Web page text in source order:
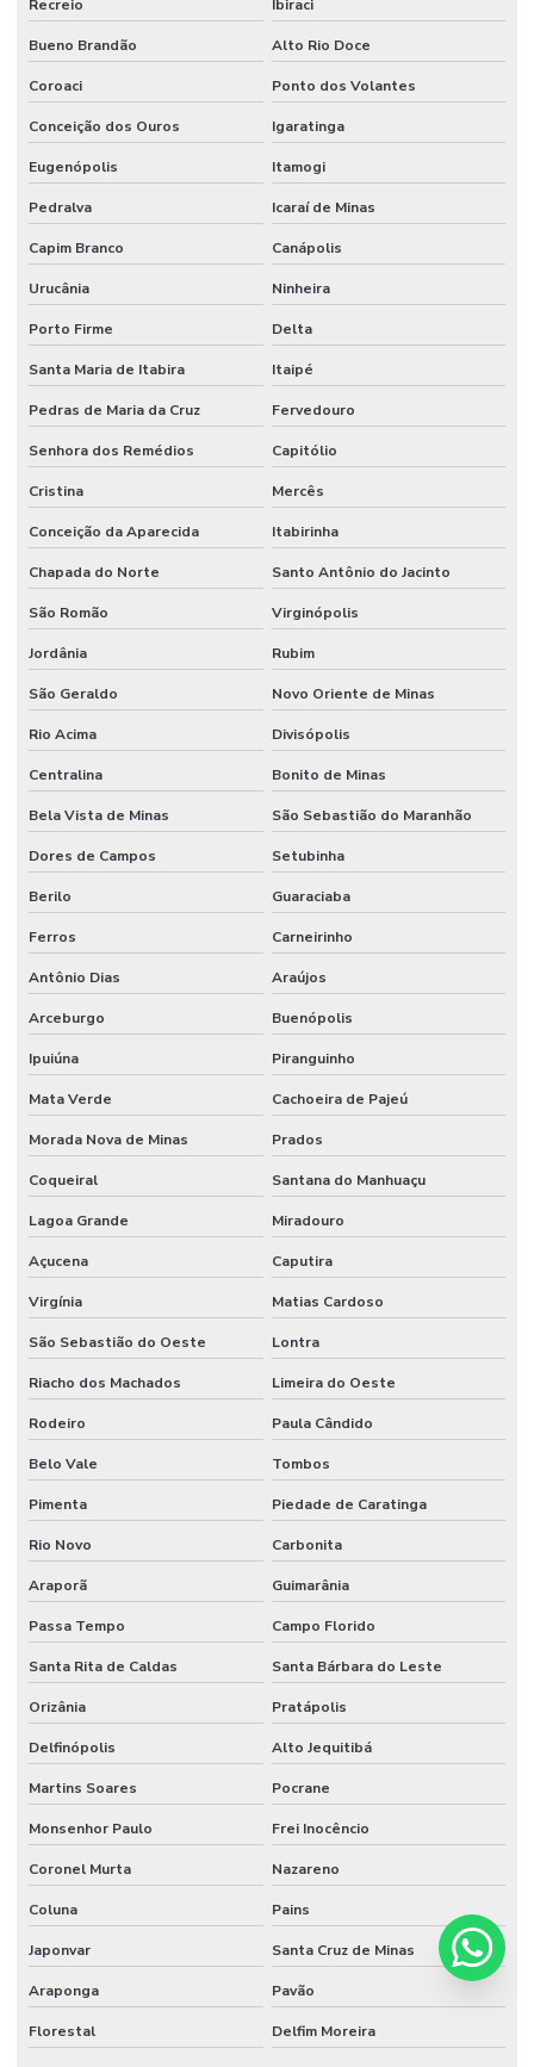
Recreio Ibiraci
Bueno Brandão Alto Rio Doce
Coroaci Ponto dos Volantes
Conceição dos Ouros Igaratinga
Eugenópolis Itamogi
Pedralva Icaraí de Minas
Capim Branco Canápolis
Urucânia Ninheira
Porto Firme Delta
Santa Maria de Itabira Itaipé
Pedras de Maria da Cruz Fervedouro
Senhora dos Remédios Capitólio
Cristina Mercês
Conceição da Aparecida Itabirinha
Chapada do Norte Santo Antônio do Jacinto
São Romão Virginópolis
Jordânia Rubim
São Geraldo Novo Oriente de Minas
Rio Acima Divisópolis
Centralina Bonito de Minas
Bela Vista de Minas São Sebastião do Maranhão
Dores de Campos Setubinha
Berilo Guaraciaba
Ferros Carneirinho
Antônio Dias Araújos
Arceburgo Buenópolis
Ipuiúna Piranguinho
Mata Verde Cachoeira de Pajeú
Morada Nova de Minas Prados
Coqueiral Santana do Manhuaçu
Lagoa Grande Miradouro
Açucena Caputira
Virgínia Matias Cardoso
São Sebastião do Oeste Lontra
Riacho dos Machados Limeira do Oeste
Rodeiro Paula Cândido
Belo Vale Tombos
Pimenta Piedade de Caratinga
Rio Novo Carbonita
Araporã Guimarânia
Passa Tempo Campo Florido
Santa Rita de Caldas Santa Bárbara do Leste
Orizânia Pratápolis
Delfinópolis Alto Jequitibá
Martins Soares Pocrane
Monsenhor Paulo Frei Inocêncio
Coronel Murta Nazareno
Coluna Pains
Japonvar Santa Cruz de Minas
Araponga Pavão
Florestal Delfim Moreira